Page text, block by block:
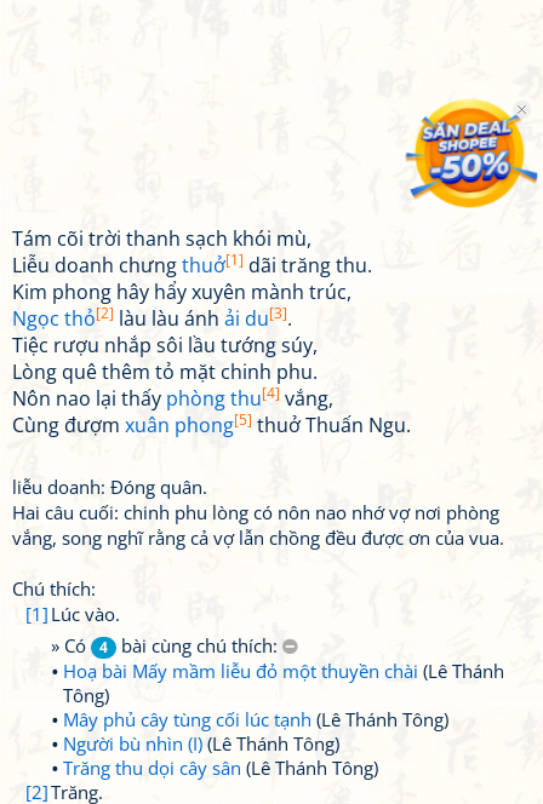
Tám cõi trời thanh sạch khói mù,
Liễu doanh chưngthuở[1] dãi trăng thu.
Kim phong hây hẩy xuyên mành trúc,
Ngọc thỏ[2] làu làu ánh ải du[3].
Tiệc rượu nhắp sôi lầu tướng súy,
Lòng quê thêm tỏ mặt chinh phu.
Nôn nao lại thấy phòng thu[4] vắng,
Cùng đượm xuân phong[5] thuở Thuấn Ngu.
liễu doanh: Đóng quân.
Hai câu cuối: chinh phu lòng có nôn nao nhớ vợ nơi phòng
vắng, song nghĩ rằng cả vợ lẫn chồng đều được ơn của vua.
Chú thích:
[1] Lúc vào.
» Có
4
bài cùng chú thích:
Hoạ bài Mấy mầm liễu đỏ một thuyền chài (Lê Thánh
Tông)
Mây phủ cây tùng cối lúc tạnh (Lê Thánh Tông)
Người bù nhìn (I) (Lê Thánh Tông)
Trăng thu dọi cây sân (Lê Thánh Tông)
[2]Trăng.